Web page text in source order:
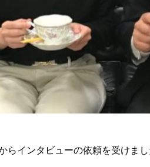
らインタビューの依頼を受けまし